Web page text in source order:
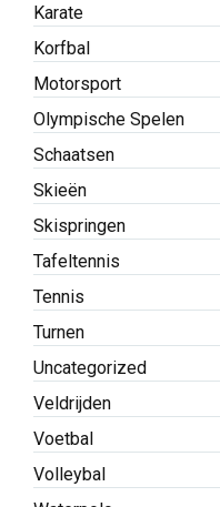
Karate
Korfbal
Motorsport
Olympische Spelen
Schaatsen
Skieën
Skispringen
Tafeltennis
Tennis
Turnen
Uncategorized
Veldrijden
Voetbal
Volleybal